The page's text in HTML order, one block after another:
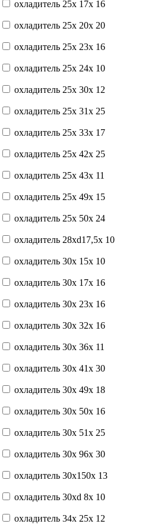
охладитель 25x 17x 16
охладитель 25x 20x 20
охладитель 25x 23x 16
охладитель 25x 24x 10
охладитель 25x 30x 12
охладитель 25x 31x 25
охладитель 25x 33x 17
охладитель 25x 42x 25
охладитель 25x 43x 11
охладитель 25x 49x 15
охладитель 25x 50x 24
охладитель 28xd17,5x 10
охладитель 30x 15x 10
охладитель 30x 17x 16
охладитель 30x 23x 16
охладитель 30x 32x 16
охладитель 30x 36x 11
охладитель 30x 41x 30
охладитель 30x 49x 18
охладитель 30x 50x 16
охладитель 30x 51x 25
охладитель 30x 96x 30
охладитель 30x150x 13
охладитель 30xd 8x 10
охладитель 34x 25x 12